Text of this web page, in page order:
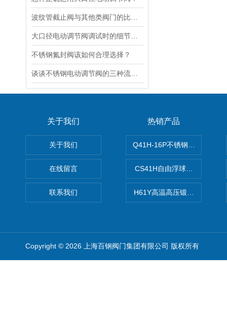
不锈钢氮封阀该如何合理选择？
关于我们
关于我们
在线留言
联系我们
热销产品
Q41H-16P不锈钢硬密封球阀
CS41H自由浮球式蒸汽疏水
H61Y高温高压锻钢止回阀
Copyright © 2026 上海百钢阀门集团有限公司 版权所有